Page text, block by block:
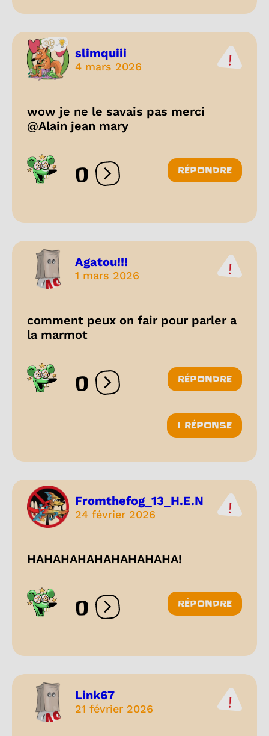
slimquiii
4 mars 2026
wow je ne le savais pas merci
@Alain jean mary
0 Ouvrir les réactions
RÉPONDRE
Agatou!!!
1 mars 2026
comment peux on fair pour parler a
la marmot
0 Ouvrir les réactions
RÉPONDRE
1 RÉPONSE
Fromthefog_13_H.E.N
24 février 2026
HAHAHAHAHAHAHAHAHA!
0 Ouvrir les réactions
RÉPONDRE
Link67
21 février 2026